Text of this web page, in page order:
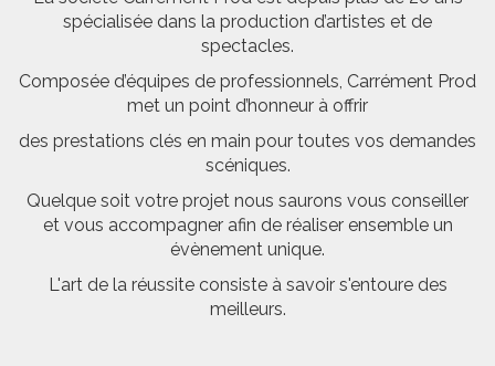
spécialisée dans la production d’artistes et de
spectacles.
Composée d’équipes de professionnels, Carrément Prod
met un point d’honneur à offrir
des prestations clés en main pour toutes vos demandes
scéniques.
Quelque soit votre projet nous saurons vous conseiller
et vous accompagner afin de réaliser ensemble un
évènement unique.
L'art de la réussite consiste à savoir s'entoure des
meilleurs.